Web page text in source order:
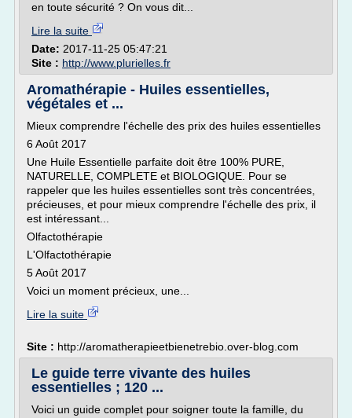
en toute sécurité ? On vous dit...
Lire la suite
Date: 2017-11-25 05:47:21
Site : http://www.plurielles.fr
Aromathérapie - Huiles essentielles,
végétales et ...
Mieux comprendre l'échelle des prix des huiles essentielles
6 Août 2017
Une Huile Essentielle parfaite doit être 100% PURE,
NATURELLE, COMPLETE et BIOLOGIQUE. Pour se
rappeler que les huiles essentielles sont très concentrées,
précieuses, et pour mieux comprendre l'échelle des prix, il
est intéressant...
Olfactothérapie
L'Olfactothérapie
5 Août 2017
Voici un moment précieux, une...
Lire la suite
Site : http://aromatherapieetbienetrebio.over-blog.com
Le guide terre vivante des huiles
essentielles ; 120 ...
Voici un guide complet pour soigner toute la famille, du